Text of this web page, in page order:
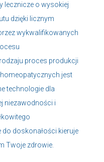
lecznicze o wysokiej
dzięki licznym
wykwalifikowanych
proces produkcji
jest
technologie dla
niezawodności i
do doskonałości kieruje
Twoje zdrowie.